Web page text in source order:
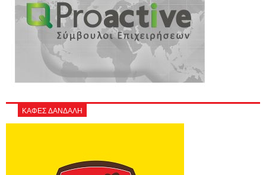
ΚΑΦΕΣ ΔΑΝΔΑΛΗ